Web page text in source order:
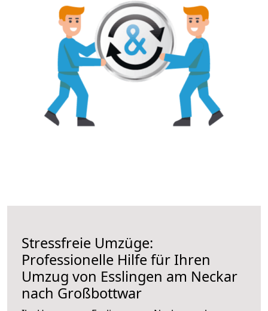
Stressfreie Umzüge:
Professionelle Hilfe für Ihren
Umzug von Esslingen am Neckar
nach Großbottwar